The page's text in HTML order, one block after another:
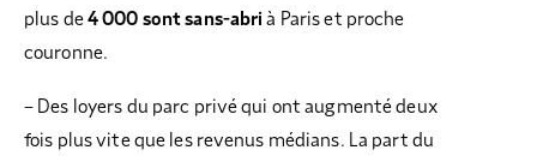
plus de4 000 sont sans-abri à Paris et proche
couronne.
– Des loyers du parc privé qui ont augmenté deux
fois plus vite que les revenus médians. La part du